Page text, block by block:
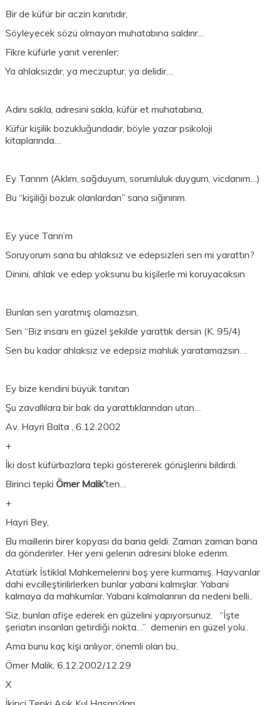
Bir de küfür bir aczin kanıtıdır,
Söyleyecek sözü olmayan muhatabına saldırır…
Fikre küfürle yanıt verenler;
Ya ahlaksızdır, ya meczuptur, ya delidir…
Adını sakla, adresini sakla, küfür et muhatabına,
Küfür kişilik bozukluğundadır, böyle yazar psikoloji
kitaplarında…
Ey Tanrım (Aklım, sağduyum, sorumluluk duygum, vicdanım…)
Bu “kişiliği bozuk olanlardan” sana sığınırım.
Ey yüce Tanrı’m
Soruyorum sana bu ahlaksız ve edepsizleri sen mi yarattın?
Dinini, ahlak ve edep yoksunu bu kişilerle mi koruyacaksın
Bunları sen yaratmış olamazsın,
Sen “Biz insanı en güzel şekilde yarattık dersin (K. 95/4)
Sen bu kadar ahlaksız ve edepsiz mahluk yaratamazsın…
Ey bize kendini büyük tanıtan
Şu zavallılara bir bak da yarattıklarından utan…
Av. Hayri Balta , 6.12.2002
+
İki dost küfürbazlara tepki göstererek görüşlerini bildirdi.
Birinci tepkiÖmer Malik’ten…
+
Hayri Bey,
Bu maillerin birer kopyası da bana geldi. Zaman zaman bana
da gönderirler. Her yeni gelenin adresini bloke ederim.
Atatürk İstiklal Mahkemelerini boş yere kurmamış. Hayvanlar
dahi evcilleştirilirlerken bunlar yabani kalmışlar. Yabani
kalmaya da mahkumlar. Yabani kalmalarının da nedeni belli..
Siz, bunları afişe ederek en güzelini yapıyorsunuz. “İşte
şeriatın insanları getirdiği nokta…” demenin en güzel yolu..
Ama bunu kaç kişi anlıyor, önemli olan bu..
Ömer Malik, 6.12.2002/12.29
X